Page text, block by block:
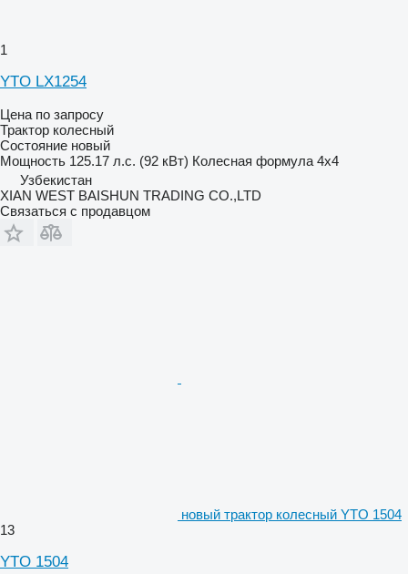
1
YTO LX1254
Цена по запросу
Трактор колесный
Состояние новый
Мощность 125.17 л.с. (92 кВт) Колесная формула 4x4
Узбекистан
XIAN WEST BAISHUN TRADING CO.,LTD
Связаться с продавцом
новый трактор колесный YTO 1504
13
YTO 1504